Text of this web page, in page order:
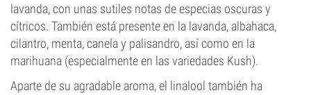
lavanda, con unas sutiles notas de especias oscuras y
cítricos. También está presente en la lavanda, albahaca,
cilantro, menta, canela y palisandro, así como en la
marihuana (especialmente en las variedades Kush).
Aparte de su agradable aroma, el linalool también ha